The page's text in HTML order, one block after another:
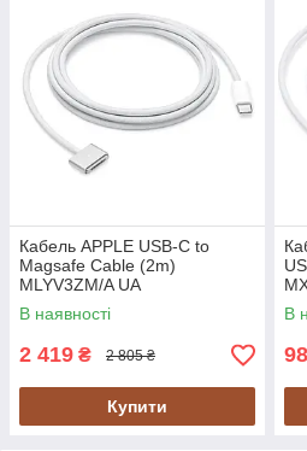
Кабель APPLE USB-C to
Magsafe Cable (2m)
MLYV3ZM/A UA
В наявності
2 419 ₴ 2 805 ₴
Купити
В